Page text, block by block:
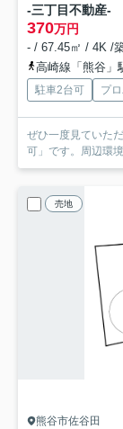
-三丁目不動産-
370万円
- / 67.45㎡ / 4K /
高崎線「熊谷」
駐車2台可 プ
ぜひ一度見ていた
可」です。周辺環
売地
熊谷市佐谷田